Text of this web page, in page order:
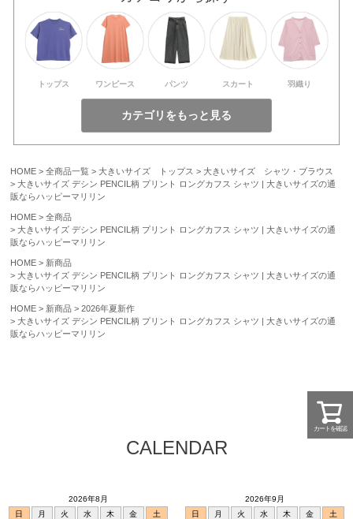
カートを確認
トップス ワンピース パンツ スカート 羽織り
HOME 全商品一覧 大きいサイズ トップス
大きいサイズ シャツ・ブラウス
大きいサイズ デシン PENCIL柄 プリント ロングカフス シャツ | 大きいサイズの通
販ならハッピーマリリン
HOME
全商品
大きいサイズ デシン PENCIL柄 プリント ロングカフス シャツ | 大きいサイズの通
販ならハッピーマリリン
HOME
新商品
大きいサイズ デシン PENCIL柄 プリント ロングカフス シャツ | 大きいサイズの通
販ならハッピーマリリン
HOME 新商品
2026年夏新作
大きいサイズ デシン PENCIL柄 プリント ロングカフス シャツ | 大きいサイズの通
販ならハッピーマリリン
CALENDAR
2026年8月
日
月 火 水 木 金
土
2026年9月
日
月 火 水 木 金
土